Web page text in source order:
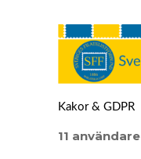
Kakor & GDPR
11 användare